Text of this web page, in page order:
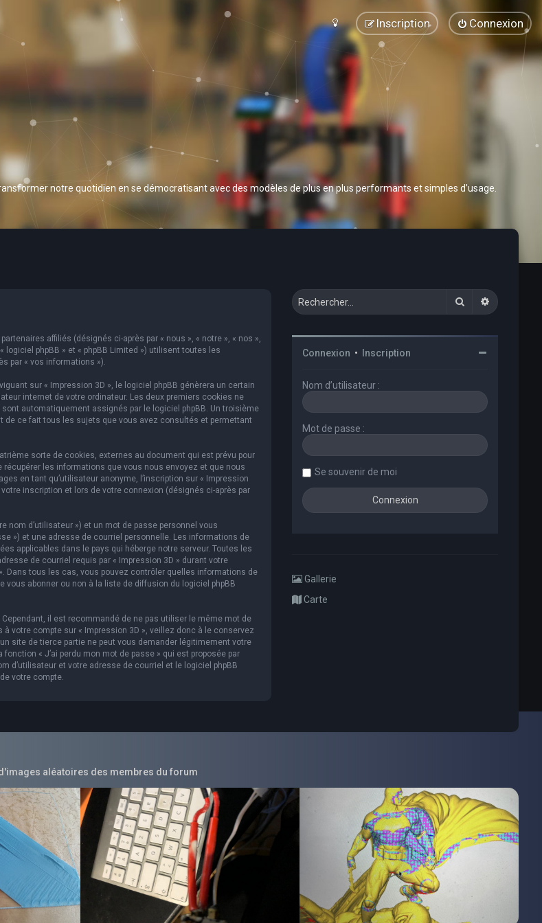
Connexion
Inscription
notre quotidien en se démocratisant avec des modèles de plus en plus performants et simples d’usage.
affiliés (désignés ci-après par « nous », « notre », « nos »,
logiciel phpBB » et « phpBB Limited ») utilisent toutes les
par « vos informations »).
sur « Impression 3D », le logiciel phpBB génèrera un certain
internet de votre ordinateur. Les deux premiers cookies ne
automatiquement assignés par le logiciel phpBB. Un troisième
de ce fait tous les sujets que vous avez consultés et permettant
sorte de cookies, externes au document qui est prévu pour
les informations que vous nous envoyez et que nous
en tant qu’utilisateur anonyme, l’inscription sur « Impression
inscription et lors de votre connexion (désignés ci-après par
nom d’utilisateur ») et un mot de passe personnel vous
») et une adresse de courriel personnelle. Les informations de
applicables dans le pays qui héberge notre serveur. Toutes les
de courriel requis par « Impression 3D » durant votre
Dans tous les cas, vous pouvez contrôler quelles informations de
abonner ou non à la liste de diffusion du logiciel phpBB
il est recommandé de ne pas utiliser le même mot de
votre compte sur « Impression 3D », veillez donc à le conservez
site de tierce partie ne peut vous demander légitimement votre
« J’ai perdu mon mot de passe » qui est proposée par
d’utilisateur et votre adresse de courriel et le logiciel phpBB
votre compte.
Rechercher
Connexion • Inscription
Nom d’utilisateur :
Mot de passe :
Se souvenir de moi
Gallerie
Carte
aléatoires des membres du forum